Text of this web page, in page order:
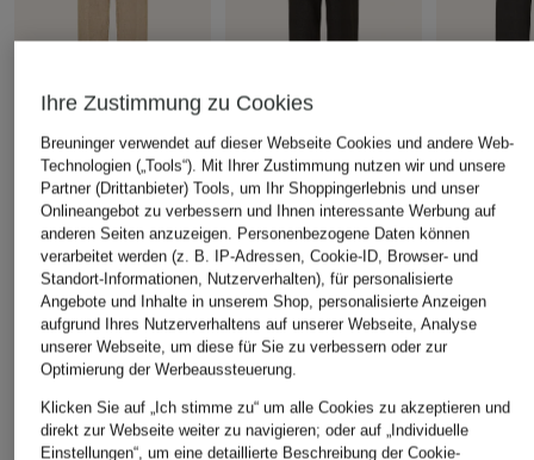
+Aktionsrabatt
BRAX
Marlenehose FARINA
aus Leinen
79,99 €
Bestpreis:71,99 €
Ursprünglich:
119,95 €
+Aktionsrabatt
MAC
Leinenhose CHIARA
54,99 €
Bestpreis:46,74 €
Ursprünglich:119,95 €
+Aktionsrabatt
lilienfels
aus Leinen
79,99 €
Bestpreis:
ÄHNLICHE ARTIKEL ENTDECKEN
Ihre Zustimmung zu Cookies
Breuninger verwendet auf dieser Webseite Cookies und andere Web-
Technologien („Tools“). Mit Ihrer Zustimmung nutzen wir und unsere
Partner (Drittanbieter) Tools, um Ihr Shoppingerlebnis und unser
Onlineangebot zu verbessern und Ihnen interessante Werbung auf
anderen Seiten anzuzeigen. Personenbezogene Daten können
verarbeitet werden (z. B. IP-Adressen, Cookie-ID, Browser- und
Standort-Informationen, Nutzerverhalten), für personalisierte
Angebote und Inhalte in unserem Shop, personalisierte Anzeigen
aufgrund Ihres Nutzerverhaltens auf unserer Webseite, Analyse
unserer Webseite, um diese für Sie zu verbessern oder zur
Optimierung der Werbeaussteuerung.
Klicken Sie auf „Ich stimme zu“ um alle Cookies zu akzeptieren und
direkt zur Webseite weiter zu navigieren; oder auf „Individuelle
Einstellungen“, um eine detaillierte Beschreibung der Cookie-